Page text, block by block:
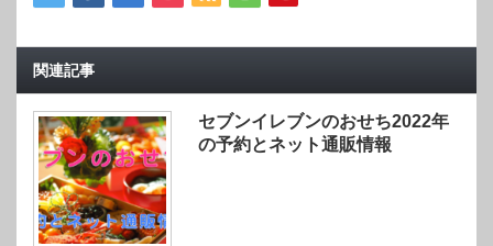
関連記事
セブンイレブンのおせち2022年
の予約とネット通販情報